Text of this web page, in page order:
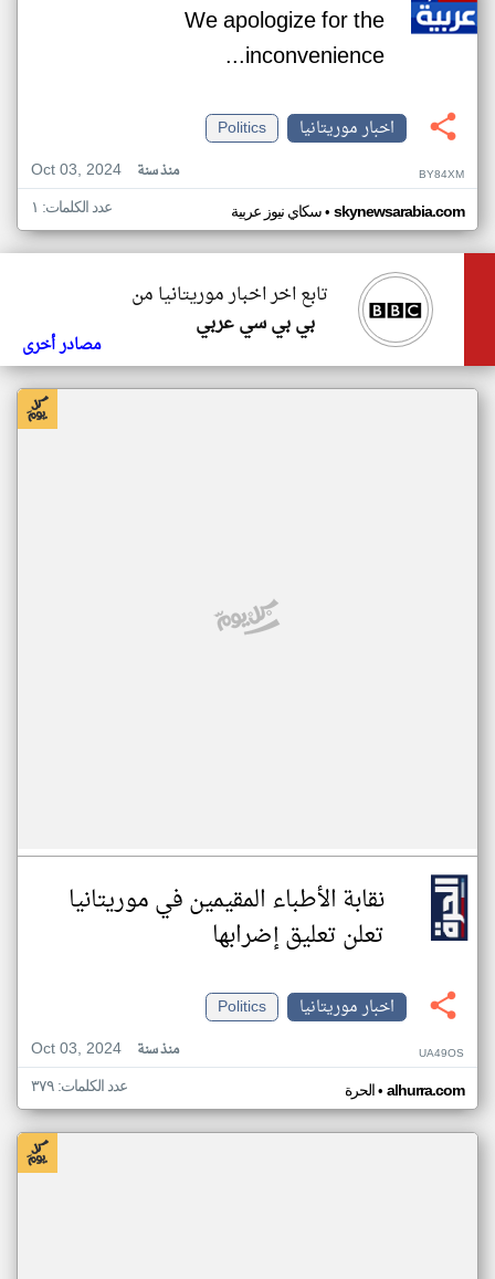
We apologize for the
inconvenience...
اخبار موريتانيا
Politics
Oct 03, 2024
منذ سنة BY84XM
سكاي نيوز عربية• skynewsarabia.com عدد الكلمات: ١
تابع اخر اخبار موريتانيا من
بي بي سي عربي
مصادر أخرى
نقابة الأطباء المقيمين في موريتانيا
تعلن تعليق إضرابها
اخبار موريتانيا
Politics
Oct 03, 2024
منذ سنة UA49OS
الحرة• alhurra.com عدد الكلمات: ٣٧٩